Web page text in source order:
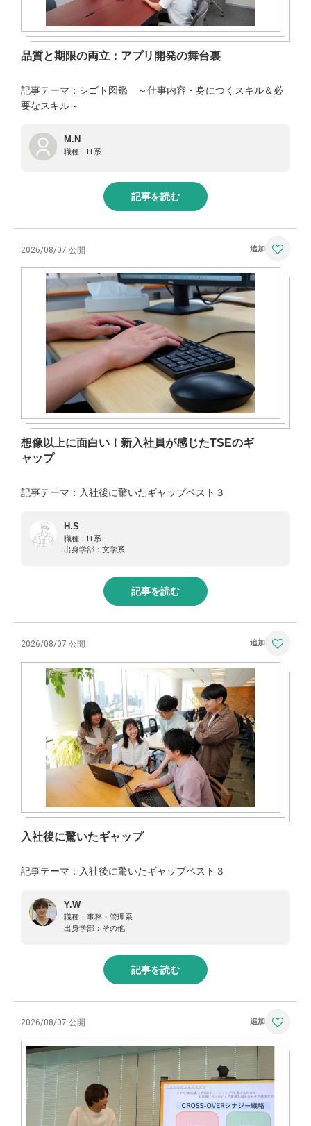
品質と期限の両立：アプリ開発の舞台裏
記事テーマ：シゴト図鑑 ～仕事内容・身につくスキル＆必
要なスキル～
M.N
職種： IT系
記事を読む
2026/08/07 公開
想像以上に面白い！新入社員が感じたTSEのギ
ャップ
記事テーマ：入社後に驚いたギャップベスト３
H.S
職種： IT系
出身学部： 文学系
記事を読む
2026/08/07 公開
入社後に驚いたギャップ
記事テーマ：入社後に驚いたギャップベスト３
Y.W
職種： 事務・管理系
出身学部： その他
記事を読む
2026/08/07 公開